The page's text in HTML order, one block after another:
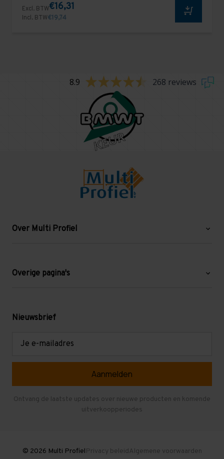
Excl. BTW€16,31
Incl. BTW€19,74
8.9 268 reviews
Over Multi Profiel
Blog
Levering en afhalen
Overige pagina's
Mezzanine
Gebruikte entresolvloeren
Nieuwsbrief
Ontvang de laatste updates over nieuwe producten en komende
uitverkoopperiodes
© 2026 Multi ProfielPrivacy beleidAlgemene voorwaarden